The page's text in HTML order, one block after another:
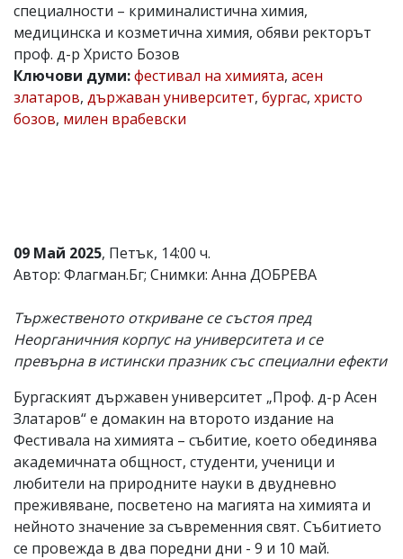
Коментарите
под
статиите
се
въвеждат
от
читателите
Ако
откриете
обиден
вас
коментар,
моля
сигнализирайте
специалности – криминалистична химия,
медицинска и козметична химия, обяви ректорът
проф. д-р Христо Бозов
Ключови думи:фестивал на химията, асен
златаров, държаван университет, бургас, христо
бозов, милен врабевски
09 Май 2025, Петък, 14:00 ч.
Автор: Флагман.Бг; Снимки: Анна ДОБРЕВА
Тържественото откриване се състоя пред
Неорганичния корпус на университета и се
превърна в истински празник със специални ефекти
Бургаският държавен университет „Проф. д-р Асен
Златаров“ е домакин на второто издание на
Фестивала на химията – събитие, което обединява
академичната общност, студенти, ученици и
любители на природните науки в двудневно
преживяване, посветено на магията на химията и
нейното значение за съвременния свят. Събитието
се провежда в два поредни дни - 9 и 10 май.